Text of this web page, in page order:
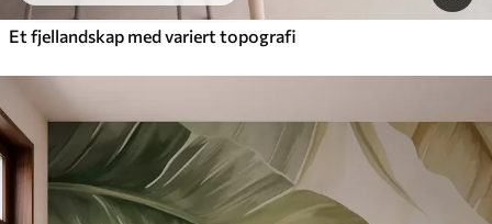
Et fjellandskap med variert topografi